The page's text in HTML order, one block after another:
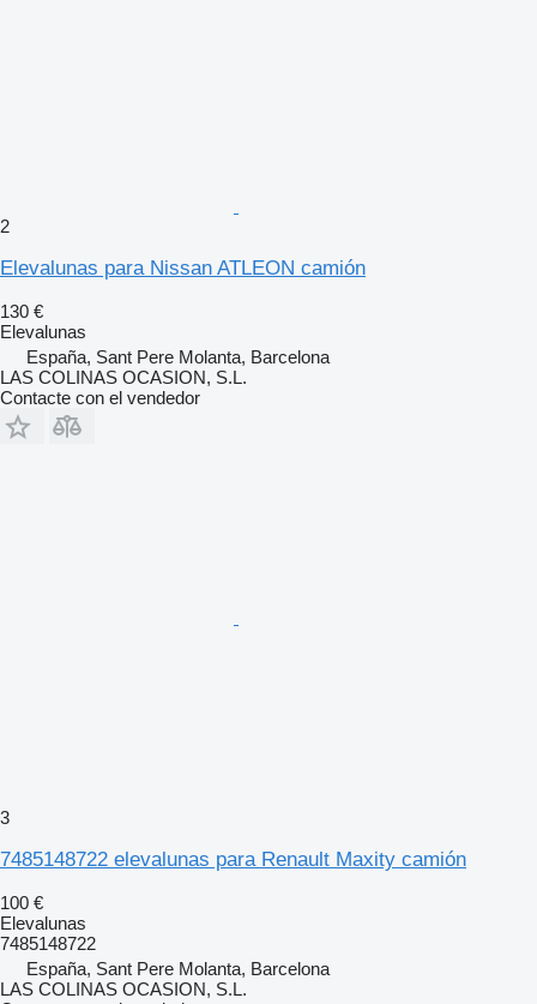
2
Elevalunas para Nissan ATLEON camión
130 €
Elevalunas
España, Sant Pere Molanta, Barcelona
LAS COLINAS OCASION, S.L.
Contacte con el vendedor
3
7485148722 elevalunas para Renault Maxity camión
100 €
Elevalunas
7485148722
España, Sant Pere Molanta, Barcelona
LAS COLINAS OCASION, S.L.